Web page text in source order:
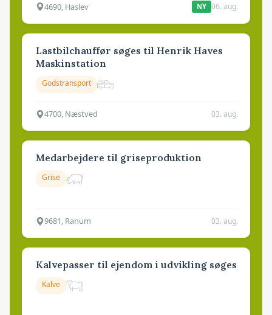
4690, Haslev NY 06. aug.
Lastbilchauffør søges til Henrik Haves
Maskinstation
Godstransport
4700, Næstved 03. aug.
Medarbejdere til griseproduktion
Grise
9681, Ranum 03. aug.
Kalvepasser til ejendom i udvikling søges
Kalve